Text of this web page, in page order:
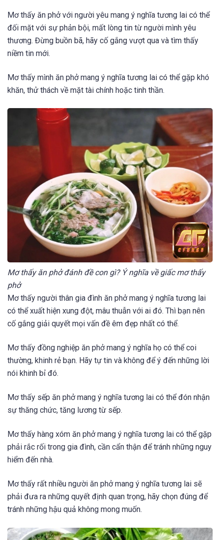
Mơ thấy ăn phở với người yêu mang ý nghĩa tương lai có thể
đối mặt với sự phản bội, mất lòng tin từ người mình yêu
thương. Đừng buồn bã, hãy cố gắng vượt qua và tìm thấy
niềm tin mới.
Mơ thấy mình ăn phở mang ý nghĩa tương lai có thể gặp khó
khăn, thử thách về mặt tài chính hoặc tinh thần.
Mơ thấy ăn phở đánh đề con gì? Ý nghĩa về giấc mơ thấy
phở
Mơ thấy người thân gia đình ăn phở mang ý nghĩa tương lai
có thể xuất hiện xung đột, mâu thuẫn với ai đó. Thì bạn nên
cố gắng giải quyết mọi vấn đề êm đẹp nhất có thể.
Mơ thấy đồng nghiệp ăn phở mang ý nghĩa họ có thể coi
thường, khinh rẻ bạn. Hãy tự tin và không để ý đến những lời
nói khinh bỉ đó.
Mơ thấy sếp ăn phở mang ý nghĩa tương lai có thể đón nhận
sự thăng chức, tăng lương từ sếp.
Mơ thấy hàng xóm ăn phở mang ý nghĩa tương lai có thể gặp
phải rắc rối trong gia đình, cần cẩn thận để tránh những nguy
hiểm đến nhà.
Mơ thấy rất nhiều người ăn phở mang ý nghĩa tương lai sẽ
phải đưa ra những quyết định quan trọng, hãy chọn đúng để
tránh những hậu quả không mong muốn.